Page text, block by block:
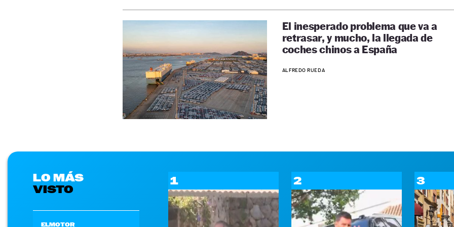
El inesperado problema que va a
retrasar, y mucho, la llegada de
coches chinos a España
ALFREDO RUEDA
LO MÁS
VISTO
ELMOTOR
1 2 3